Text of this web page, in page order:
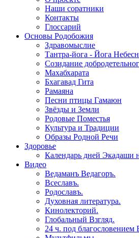
Наши соратники
Контакты
Глоссарий
Основы Родобожия
Здравомыслие
Тантра-йога - Йога
Созидание
Махабхарата
Бхагавад Гита
Рамаяна
Песни птицы Гамаюн
Звёзды и Земли
Родовые Поместья
Культура и Традиции
Образы Родной Речи
Здоровье
Календарь дней Экадаши
Видео
Ведаманъ Ведагоръ.
Всеславъ.
Родославъ.
Духовная литература.
Кинолекторий.
Глобальный Взгляд.
24 ч. под благословением